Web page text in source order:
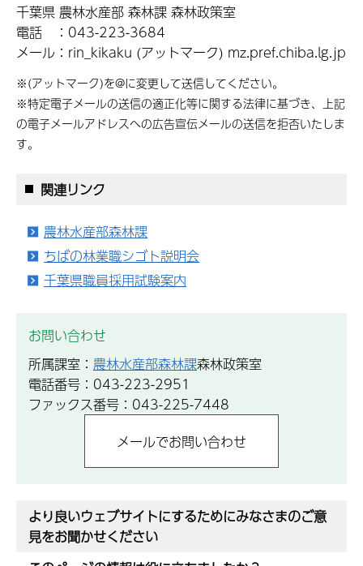
千葉県 農林水産部 森林課 森林政策室
電話 ：043-223-3684
メール：rin_kikaku (アットマーク) mz.pref.chiba.lg.jp
※(アットマーク)を@に変更して送信してください。
※特定電子メールの送信の適正化等に関する法律に基づき、上記
の電子メールアドレスへの広告宣伝メールの送信を拒否いたしま
す。
関連リンク
農林水産部森林課
ちばの林業職シゴト説明会
千葉県職員採用試験案内
お問い合わせ
所属課室： 農林水産部森林課森林政策室
電話番号：043-223-2951
ファックス番号：043-225-7448
より良いウェブサイトにするためにみなさまのご意
見をお聞かせください